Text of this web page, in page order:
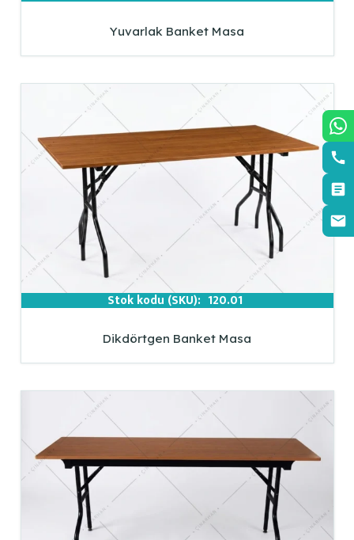
Yuvarlak Banket Masa
Stok kodu (SKU): 120.01
Dikdörtgen Banket Masa